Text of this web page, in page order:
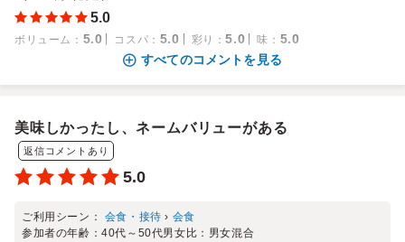
5.0
ボリューム ： 5.0 コスパ ： 5.0 彩り ：5.0 味 ： 5.0
すべてのコメントを見る
美味しかったし、ネームバリューがある
返信コメントあり
5.0
ご利用シーン： 会食・接待 › 会食
参加者の年齢：40代～50代男女比： 男女混合